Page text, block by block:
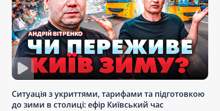
Ситуація з укриттями, тарифами та підготовкою
до зими в столиці: ефір Київський час